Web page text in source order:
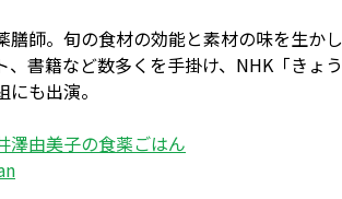
師。旬の食材の効能と素材の味を生か
書籍など数多くを手掛け、NHK「きょ
も出演。
澤由美子の食薬ごはん